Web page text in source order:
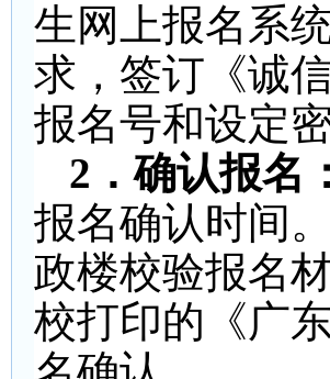
生网上报名系
求，签订《诚
报名号和设定
2 ．确认报名：
报名确认时间
政楼校验报名
校打印的《广